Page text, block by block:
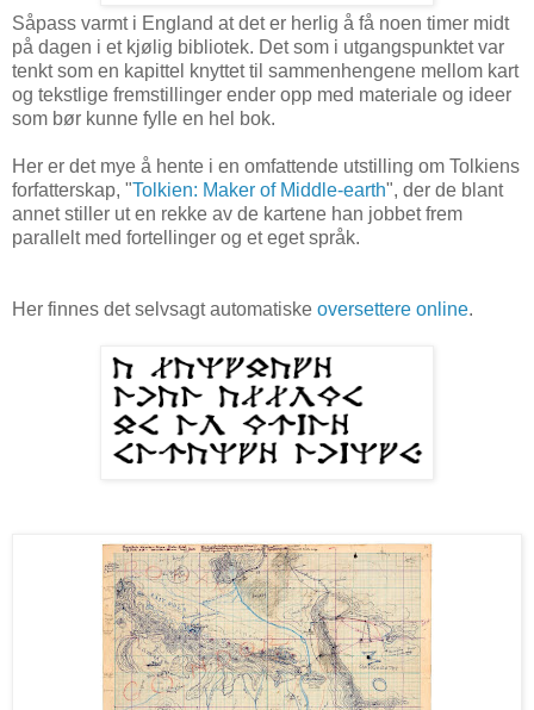
Såpass varmt i England at det er herlig å få noen timer midt
på dagen i et kjølig bibliotek. Det som i utgangspunktet var
tenkt som en kapittel knyttet til sammenhengene mellom kart
og tekstlige fremstillinger ender opp med materiale og ideer
som bør kunne fylle en hel bok.
Her er det mye å hente i en omfattende utstilling om Tolkiens
forfatterskap, "Tolkien: Maker of Middle-earth", der de blant
annet stiller ut en rekke av de kartene han jobbet frem
parallelt med fortellinger og et eget språk.
Her finnes det selvsagt automatiske oversettere online.